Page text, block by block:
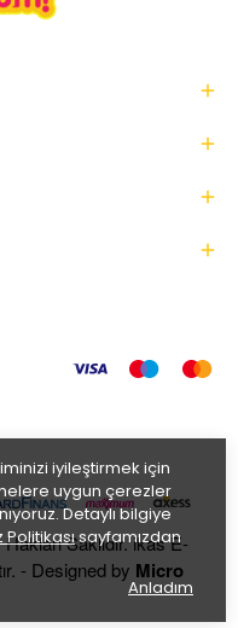
iyileştirmek için
uygun çerezler
Detaylı bilgiye
sayfamızdan
Anladım
Saklıdır. ikas E-
- Designed by Micro